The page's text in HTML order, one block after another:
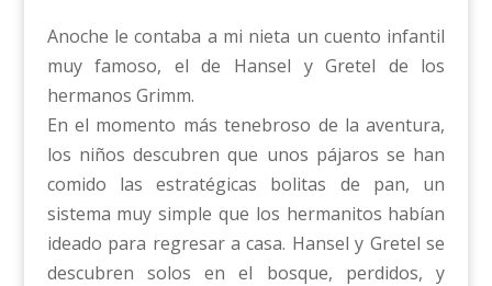
Anoche le contaba a mi nieta un cuento infantil
muy famoso, el de Hansel y Gretel de los
hermanos Grimm.
En el momento más tenebroso de la aventura,
los niños descubren que unos pájaros se han
comido las estratégicas bolitas de pan, un
sistema muy simple que los hermanitos habían
ideado para regresar a casa. Hansel y Gretel se
descubren solos en el bosque, perdidos, y